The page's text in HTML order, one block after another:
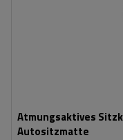
Atmungsaktives
Autositzmatte